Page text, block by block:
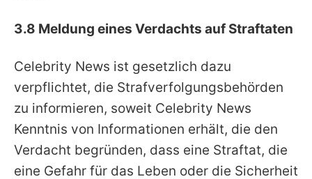
3.8 Meldung eines Verdachts auf Straftaten
Celebrity News ist gesetzlich dazu
verpflichtet, die Strafverfolgungsbehörden
zu informieren, soweit Celebrity News
Kenntnis von Informationen erhält, die den
Verdacht begründen, dass eine Straftat, die
eine Gefahr für das Leben oder die Sicherheit